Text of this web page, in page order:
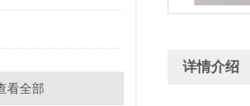
看全部
详情介绍